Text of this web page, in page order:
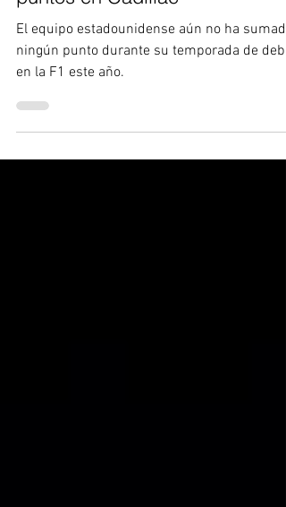
Checo Perez no logra sumar
puntos en Cadillac
El equipo estadounidense aún no ha sumado
ningún punto durante su temporada de